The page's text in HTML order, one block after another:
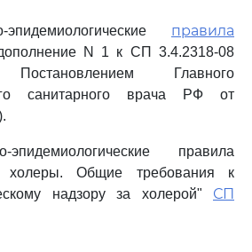
правила
N 1 к СП 3.4.2318-08
Постановлением Главного
санитарного врача РФ от
правила
холеры. Общие требования к
надзору за холерой" СП